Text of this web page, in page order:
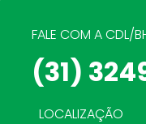
FALE COM A CDL/
(31)
LOCALIZAÇÃO